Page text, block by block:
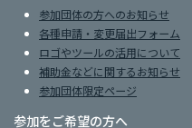
参加団体の方へのお知らせ
各種申請・変更届出フォーム
ロゴやツールの活用について
補助金などに関するお知らせ
参加団体限定ページ
参加をご希望の方へ